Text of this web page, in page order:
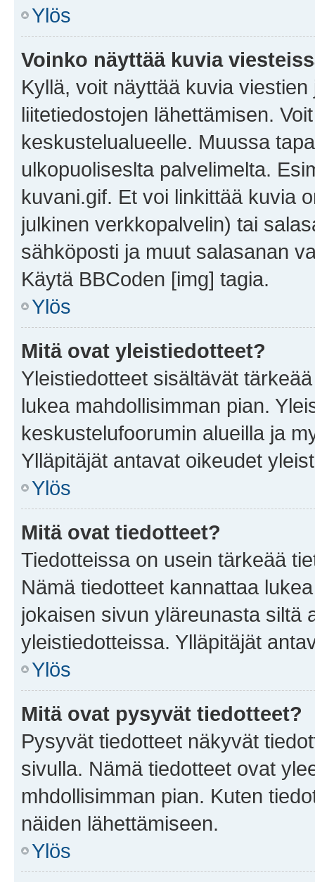
Ylös
Voinko näyttää kuvia
Kyllä, voit näyttää kuvia
liitetiedostojen lähettämisen.
keskustelualueelle. Muussa
ulkopuoliseslta palvelimelta.
kuvani.gif. Et voi linkittää kuvia
julkinen verkkopalvelin) tai
sähköposti ja muut salasanan
Käytä BBCoden [img] tagia.
Ylös
Mitä ovat yleistiedotteet?
Yleistiedotteet sisältävät
lukea mahdollisimman pian.
keskustelufoorumin alueilla ja
Ylläpitäjät antavat oikeudet
Ylös
Mitä ovat tiedotteet?
Tiedotteissa on usein tärkeää
Nämä tiedotteet kannattaa
jokaisen sivun yläreunasta siltä
yleistiedotteissa. Ylläpitäjät
Ylös
Mitä ovat pysyvät tiedotteet?
Pysyvät tiedotteet näkyvät
sivulla. Nämä tiedotteet ovat
mhdollisimman pian. Kuten
näiden lähettämiseen.
Ylös